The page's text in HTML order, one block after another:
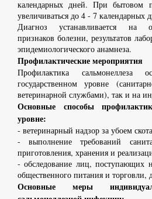
календарных дней. При бытовом
увеличиваться до 4 - 7 календарных
Диагноз устанавливается на
признаков болезни, результатов
эпидемиологического анамнеза.
Профилактические мероприятия
Профилактика сальмонеллеза
государственном уровне
ветеринарной службами), так и на
Основные способы
уровне:
- ветеринарный надзор за убоем
- выполнение требований
приготовления, хранения и
- обследование лиц, поступающих
общественного питания и торговли,
Основные меры